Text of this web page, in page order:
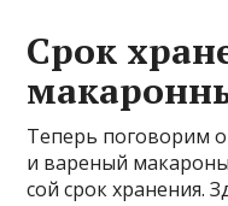
Срок
Теперь поговорим
и вареный
сой срок хранения.